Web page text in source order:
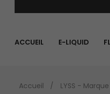
ACCUEIL E-LIQUID
Accueil LYSS -